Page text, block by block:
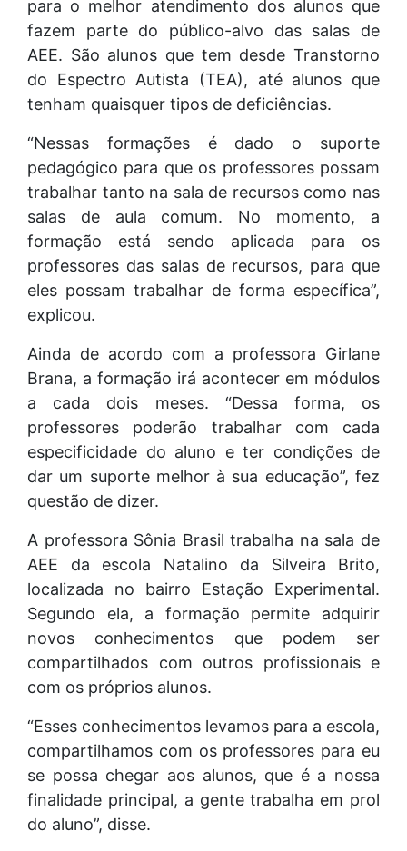
para o melhor atendimento dos alunos que
fazem parte do público-alvo das salas de
AEE. São alunos que tem desde Transtorno
do Espectro Autista (TEA), até alunos que
tenham quaisquer tipos de deficiências.
“Nessas formações é dado o suporte
pedagógico para que os professores possam
trabalhar tanto na sala de recursos como nas
salas de aula comum. No momento, a
formação está sendo aplicada para os
professores das salas de recursos, para que
eles possam trabalhar de forma específica”,
explicou.
Ainda de acordo com a professora Girlane
Brana, a formação irá acontecer em módulos
a cada dois meses. “Dessa forma, os
professores poderão trabalhar com cada
especificidade do aluno e ter condições de
dar um suporte melhor à sua educação”, fez
questão de dizer.
A professora Sônia Brasil trabalha na sala de
AEE da escola Natalino da Silveira Brito,
localizada no bairro Estação Experimental.
Segundo ela, a formação permite adquirir
novos conhecimentos que podem ser
compartilhados com outros profissionais e
com os próprios alunos.
“Esses conhecimentos levamos para a escola,
compartilhamos com os professores para eu
se possa chegar aos alunos, que é a nossa
finalidade principal, a gente trabalha em prol
do aluno”, disse.